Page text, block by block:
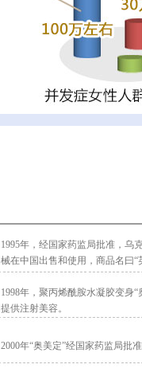
1995年，经国家药监局批准，乌
械在中国出售和使用，商品名曰“
1998年，聚丙烯酰胺水凝胶变身
提供注射美容。
2000年“奥美定”经国家药监局批准